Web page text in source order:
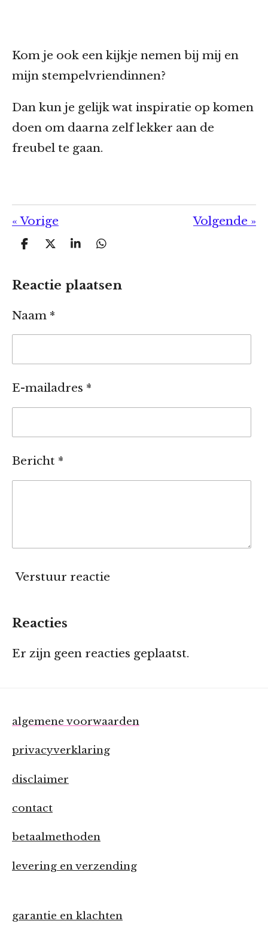
Kom je ook een kijkje nemen bij mij en
mijn stempelvriendinnen?
Dan kun je gelijk wat inspiratie op komen
doen om daarna zelf lekker aan de
freubel te gaan.
«Vorige Volgende »
D
e
D
l
S
r
D
e
Reactie plaatsen
Naam *
E-mailadres *
Bericht *
Verstuur reactie
Reacties
Er zijn geen reacties geplaatst.
algemene voorwaarden
privacyverklaring
disclaimer
contact
betaalmethoden
levering en verzending
garantie en klachten